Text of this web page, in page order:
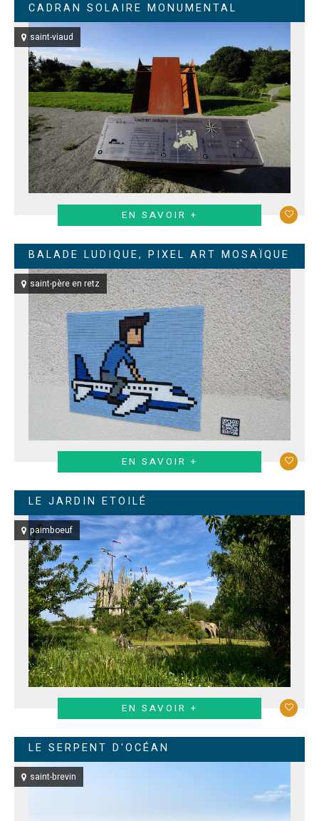
CADRAN SOLAIRE MONUMENTAL
saint-viaud
EN SAVOIR +
BALADE LUDIQUE, PIXEL ART MOSAÏQUE
saint-père en retz
EN SAVOIR +
LE JARDIN ETOILÉ
paimboeuf
EN SAVOIR +
LE SERPENT D'OCÉAN
saint-brevin